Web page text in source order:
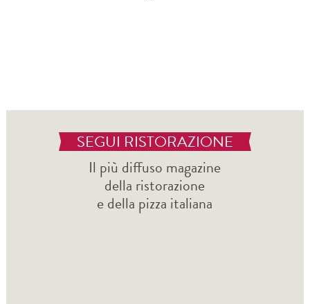
SEGUI RISTORAZIONE
Il più diffuso magazine
della ristorazione
e della pizza italiana